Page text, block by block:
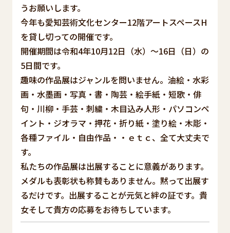
うお願いします。
今年も愛知芸術文化センター12階アートスペースH
を貸し切っての開催です。
開催期間は令和4年10月12日（水）～16日（日）の
5日間です。
趣味の作品展はジャンルを問いません。油絵・水彩
画・水墨画・写真・書・陶芸・絵手紙・短歌・俳
句・川柳・手芸・刺繍・木目込み人形・パソコンペ
イント・ジオラマ・押花・折り紙・塗り絵・木彫・
各種ファイル・自由作品・・ｅｔｃ、全て大丈夫で
す。
私たちの作品展は出展することに意義があります。
メダルも表彰状も称賛もありません。黙って出展す
るだけです。出展することが元気と絆の証です。貴
女そして貴方の応募をお待ちしています。